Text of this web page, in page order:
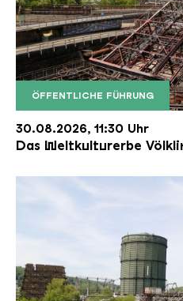
ÖFFENTLICHE FÜHRUNG
Der Erzschrägaufzug
Copyright:
30.08.2026, 11:30 Uhr
Das Weltkulturerbe